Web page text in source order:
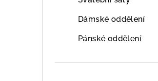
Dámské oddělení
Pánské oddělení